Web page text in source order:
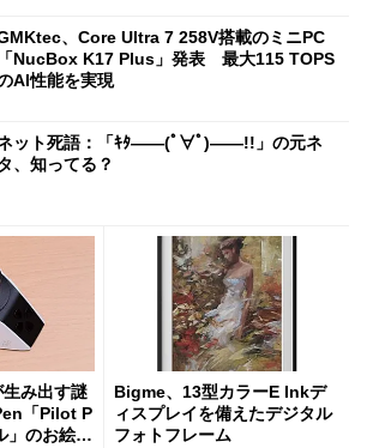
、Core Ultra 7 258V搭載のミニPC
「NucBox K17 Plus」発表 最大115 TOPS
AI性能を実現
ット死語：「ｷﾀ――(ﾟ∀ﾟ)――!!」の元ネ
、知ってる？
生み出す謎
「Pilot P
」のお絵描
Bigme、13型カラーE Inkデ
ィスプレイを備えたデジタル
フォトフレーム